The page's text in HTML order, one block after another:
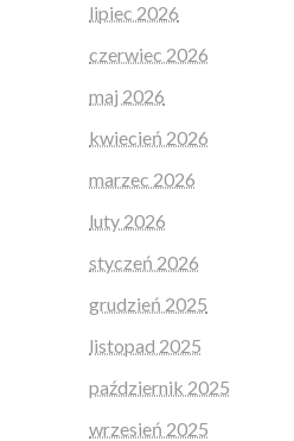
lipiec 2026
czerwiec 2026
maj 2026
kwiecień 2026
marzec 2026
luty 2026
styczeń 2026
grudzień 2025
listopad 2025
październik 2025
wrzesień 2025